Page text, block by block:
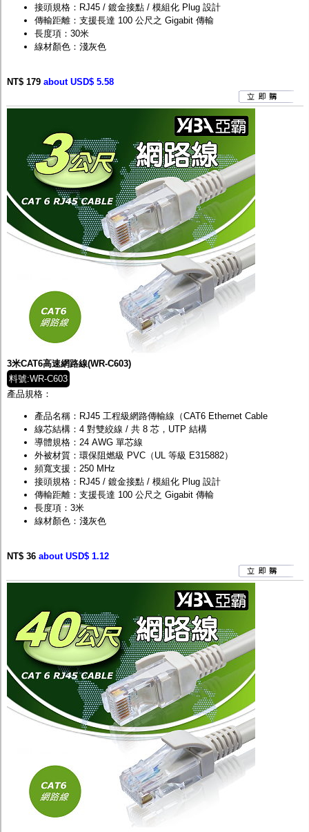
接頭規格：RJ45 / 鍍金接點 / 模組化 Plug 設計
傳輸距離：支援長達 100 公尺之 Gigabit 傳輸
長度項：30米
線材顏色：淺灰色
NT$ 179 about USD$ 5.58
3米CAT6高速網路線(WR-C603)
料號:WR-C603
產品規格：
產品名稱：RJ45 工程級網路傳輸線（CAT6 Ethernet Cable
線芯結構：4 對雙絞線 / 共 8 芯，UTP 結構
導體規格：24 AWG 單芯線
外被材質：環保阻燃級 PVC（UL 等級 E315882）
頻寬支援：250 MHz
接頭規格：RJ45 / 鍍金接點 / 模組化 Plug 設計
傳輸距離：支援長達 100 公尺之 Gigabit 傳輸
長度項：3米
線材顏色：淺灰色
NT$ 36 about USD$ 1.12